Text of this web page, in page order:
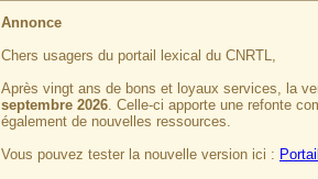
Annonce
Chers usagers du portail lexical du CNRTL,
Après vingt ans de bons et loyaux services, la
septembre 2026. Celle-ci apporte une refonte
également de nouvelles ressources.
Vous pouvez tester la nouvelle version ici :